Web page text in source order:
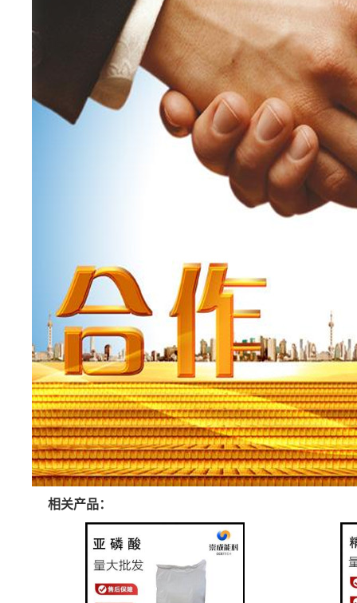
相关产品：